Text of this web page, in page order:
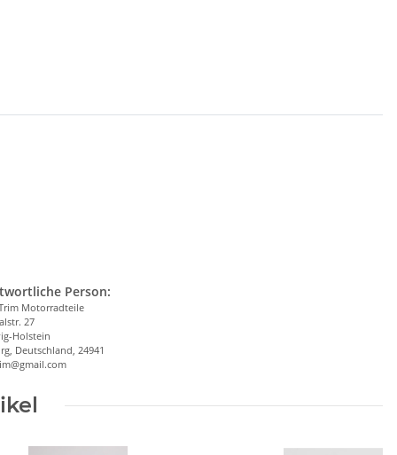
Person:
Motorradteile
27
Holstein
Deutschland, 24941